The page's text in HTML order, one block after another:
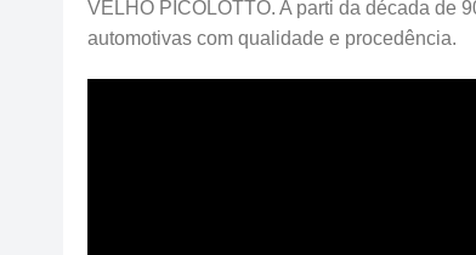
VELHO PICOLOTTO. A parti da década de
automotivas com qualidade e procedência.